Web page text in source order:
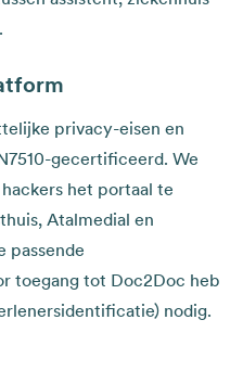
privacy-eisen en
gecertificeerd. We
het portaal te
Atalmedial en
passende
toegang tot Doc2Doc heb
nodig.